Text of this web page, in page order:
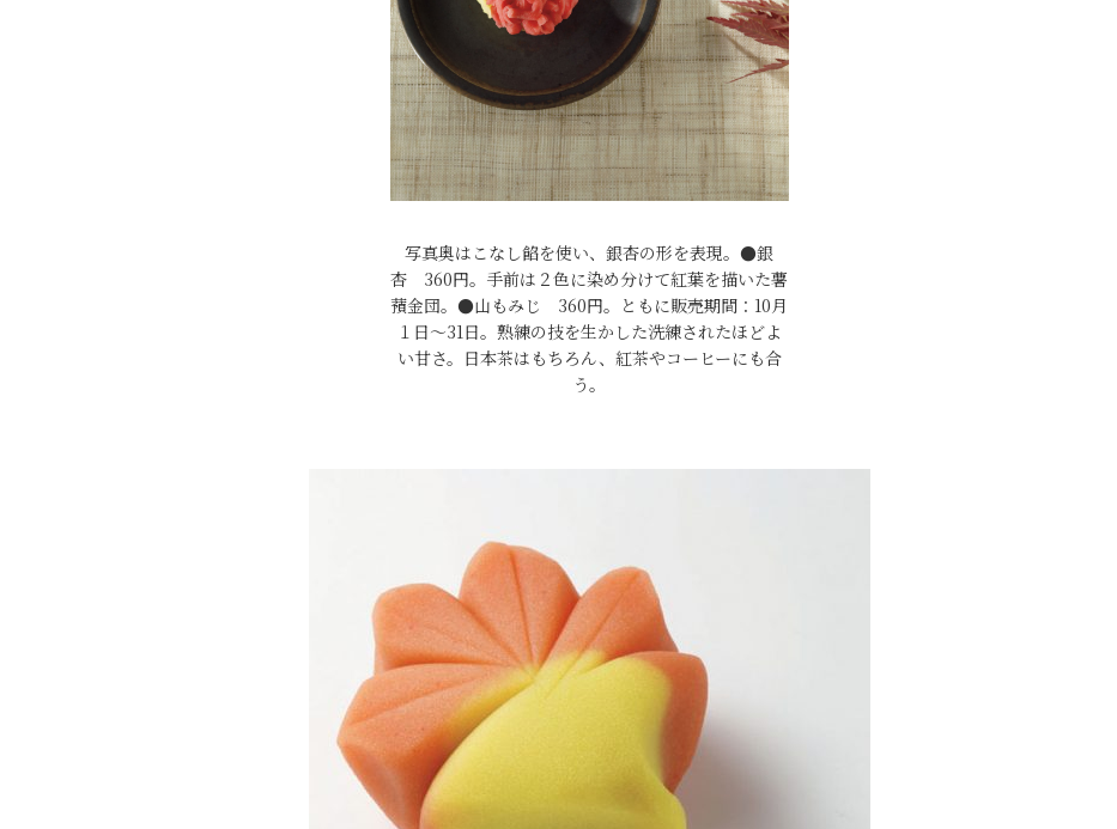
写真奥はこなし餡を使い、銀杏の形を表現。●銀
杏 360円。手前は２色に染め分けて紅葉を描いた薯
蕷金団。●山もみじ 360円。ともに販売期間：10月
１日～31日。熟練の技を生かした洗練されたほどよ
い甘さ。日本茶はもちろん、紅茶やコーヒーにも合
う。